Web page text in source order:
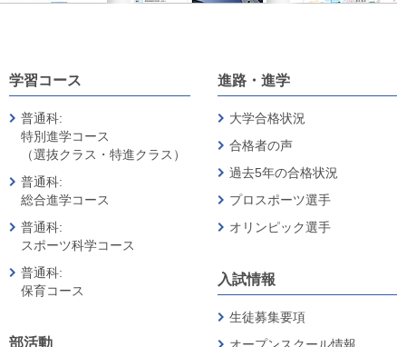
学習コース
普通科:
特別進学コース
（選抜クラス・特進クラス）
普通科:
総合進学コース
普通科:
スポーツ科学コース
普通科:
保育コース
部活動
進路・進学
大学合格状況
合格者の声
過去5年の合格状況
プロスポーツ選手
オリンピック選手
入試情報
生徒募集要項